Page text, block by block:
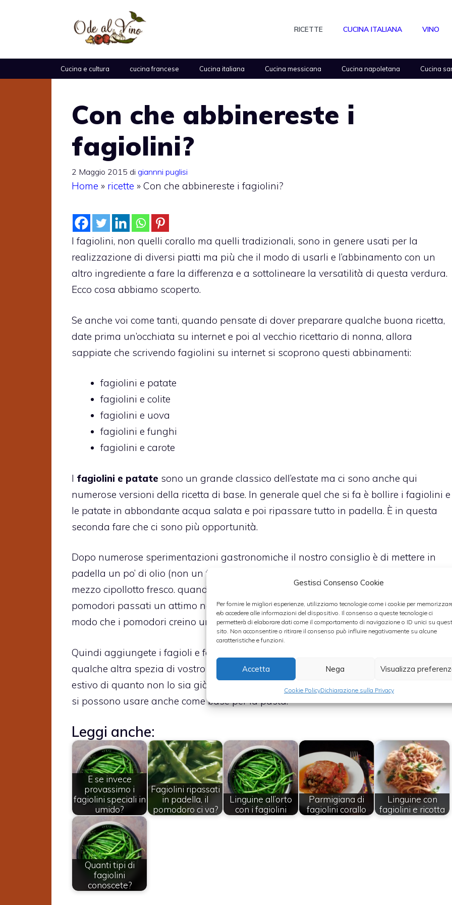
Gestisci Consenso Cookie
Per fornire le migliori esperienze, utilizziamo tecnologie come i cookie per
e/o accedere alle informazioni del dispositivo. Il consenso a queste tecnologie ci
permetterà di elaborare dati come il comportamento di navigazione o ID unici su
sito. Non acconsentire o ritirare il consenso può influire negativamente su alcune
caratteristiche e funzioni.
Accetta Nega Visualizza
Cookie PolicyDichiarazione sulla Privacy
RICETTE CUCINA ITALIANA VINO
Cucina e cultura cucina francese Cucina italiana Cucina messicana Cucina napoletana Cucina
Con che abbinereste i
fagiolini?
2 Maggio 2015 di giannni puglisi
Home » ricette » Con che abbinereste i fagiolini?
I fagiolini, non quelli corallo ma quelli tradizionali, sono in genere usati per la
realizzazione di diversi piatti ma più che il modo di usarli e l’abbinamento con un
altro ingrediente a fare la differenza e a sottolineare la versatilità di questa verdura.
Ecco cosa abbiamo scoperto.
Se anche voi come tanti, quando pensate di dover preparare qualche buona ricetta,
date prima un’occhiata su internet e poi al vecchio ricettario di nonna, allora
sappiate che scrivendo fagiolini su internet si scoprono questi abbinamenti:
fagiolini e patate
fagiolini e colite
fagiolini e uova
fagiolini e funghi
fagiolini e carote
I fagiolini e patate sono un grande classico dell’estate ma ci sono anche qui
numerose versioni della ricetta di base. In generale quel che si fa è bollire i fagiolini e
le patate in abbondante acqua salata e poi ripassare tutto in padella. È in questa
seconda fare che ci sono più opportunità.
Dopo numerose sperimentazioni gastronomiche il nostro consiglio è di mettere in
padella un po’ di olio (non un filo, per carità!) e una testa d’aglio spezzettata con un
mezzo cipollotto fresco. quando la cipolla è imbiondita, aggiungete un paio di
pomodori passati un attimo nell’acqua bollente e opportunamente spellati. Fate in
modo che i pomodori creino un gustoso sughetto.
Quindi aggiungete i fagioli e fate insaporire aggiustando con il peperoncino e
qualche altra spezia di vostro gusto. Senz’altro il basilico rende il piatto ancora più
estivo di quanto non lo sia già. I fagiolini ripassati con un po’ di sugo, se spezzettati,
si possono usare anche come base per la pasta.
Leggi anche:
E se invece
provassimo i
fagiolini speciali in
umido?
Fagiolini ripassati
in padella, il
pomodoro ci va?
Linguine all’orto
con i fagiolini
Parmigiana di
fagiolini corallo
Linguine con
fagiolini e ricotta
Quanti tipi di
fagiolini
conoscete?